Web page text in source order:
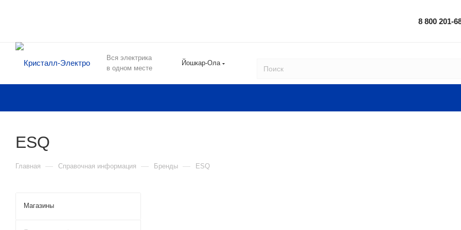
8 800 201-
Вся электрика
в одном месте
Йошкар-Ола
ESQ
Главная — Справочная информация — Бренды — ESQ
Магазины